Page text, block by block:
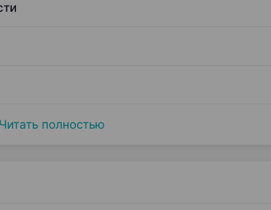
Читать полностью